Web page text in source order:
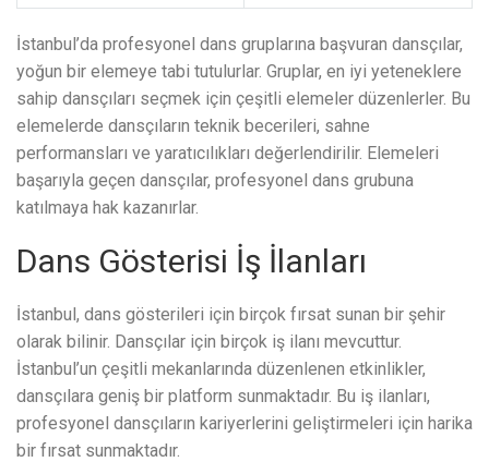
İstanbul’da profesyonel dans gruplarına başvuran dansçılar,
yoğun bir elemeye tabi tutulurlar. Gruplar, en iyi yeteneklere
sahip dansçıları seçmek için çeşitli elemeler düzenlerler. Bu
elemelerde dansçıların teknik becerileri, sahne
performansları ve yaratıcılıkları değerlendirilir. Elemeleri
başarıyla geçen dansçılar, profesyonel dans grubuna
katılmaya hak kazanırlar.
Dans Gösterisi İş İlanları
İstanbul, dans gösterileri için birçok fırsat sunan bir şehir
olarak bilinir. Dansçılar için birçok iş ilanı mevcuttur.
İstanbul’un çeşitli mekanlarında düzenlenen etkinlikler,
dansçılara geniş bir platform sunmaktadır. Bu iş ilanları,
profesyonel dansçıların kariyerlerini geliştirmeleri için harika
bir fırsat sunmaktadır.